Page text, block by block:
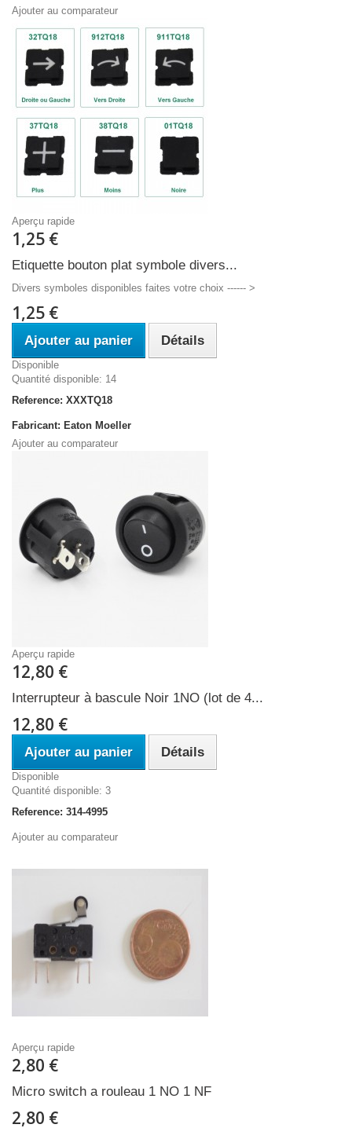
Ajouter au comparateur
Aperçu rapide
1,25 €
Etiquette bouton plat symbole divers...
Divers symboles disponibles faites votre choix ------ >
1,25 €
Ajouter au panier Détails
Disponible
Quantité disponible: 14
Reference: XXXTQ18
Fabricant: Eaton Moeller
Ajouter au comparateur
Aperçu rapide
12,80 €
Interrupteur à bascule Noir 1NO (lot de 4...
12,80 €
Ajouter au panier Détails
Disponible
Quantité disponible: 3
Reference: 314-4995
Ajouter au comparateur
Aperçu rapide
2,80 €
Micro switch a rouleau 1 NO 1 NF
2,80 €